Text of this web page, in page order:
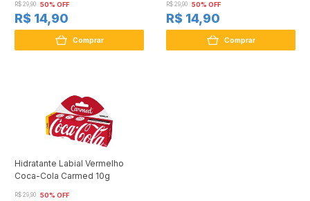
R$ 29,90 50% OFF
R$ 14,90
Comprar
R$ 29,90 50% OFF
R$ 14,90
Comprar
Hidratante Labial Vermelho
Coca-Cola Carmed 10g
R$ 29,90 50% OFF